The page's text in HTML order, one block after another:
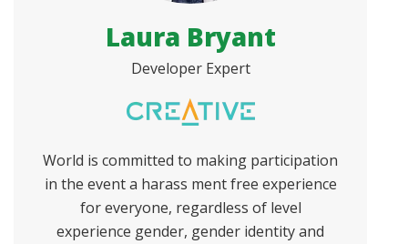
Laura Bryant
Developer Expert
World is committed to making participation
in the event a harass ment free experience
for everyone, regardless of level
experience gender, gender identity and